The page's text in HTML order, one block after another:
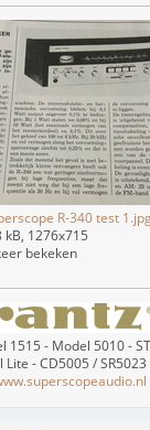
R-340 test
kB, 1276x715
bekeken
1515 - Model 5010 -
Lite - CD5005 / SR5023